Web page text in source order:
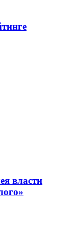
власти